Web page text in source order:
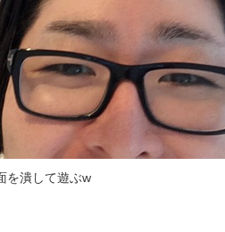
を潰して遊ぶw